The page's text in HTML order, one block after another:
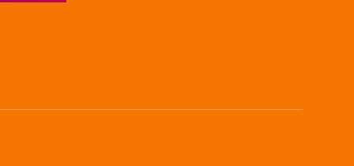
musawachannel